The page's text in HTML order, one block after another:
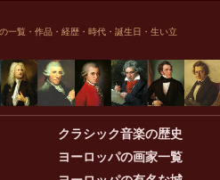
一覧・作品・経歴・時代・誕生日・生い立
クラシック音楽の歴史
ヨーロッパの画家一覧